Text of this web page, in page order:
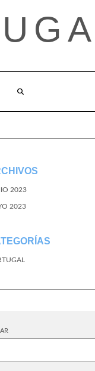
2023
2023